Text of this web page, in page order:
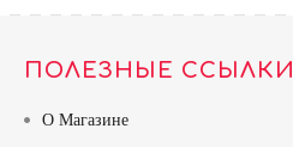
ПОЛЕЗНЫЕ ССЫЛКИ
О Магазине